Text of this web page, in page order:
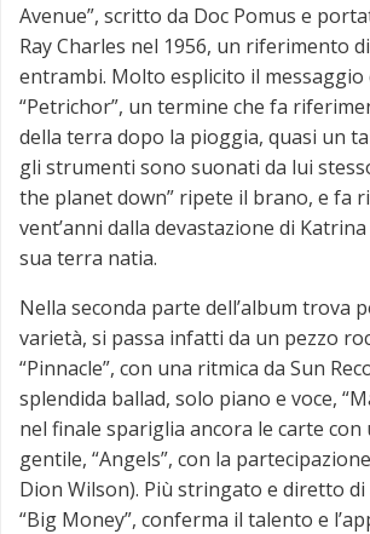
Avenue”, scritto da Doc Pomus e
Ray Charles nel 1956, un riferimento
entrambi. Molto esplicito il messaggio
“Petrichor”, un termine che fa
della terra dopo la pioggia, quasi un
gli strumenti sono suonati da lui
the planet down” ripete il brano, e fa
vent’anni dalla devastazione di
sua terra natia.
Nella seconda parte dell’album trova
varietà, si passa infatti da un pezzo
“Pinnacle”, con una ritmica da Sun
splendida ballad, solo piano e voce,
nel finale spariglia ancora le carte con
gentile, “Angels”, con la
Dion Wilson). Più stringato e diretto
“Big Money”, conferma il talento e